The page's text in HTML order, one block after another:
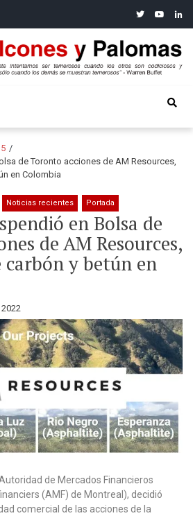
twitteryoutube
y Palomas
5
de Toronto acciones de AM Resources,
en Colombia
Noticias recientes Portada
en Bolsa de
de AM Resources,
carbón y betún en
Autoridad de Mercados Financieros
(AMF) de Montreal), decidió
comercial de las acciones de la